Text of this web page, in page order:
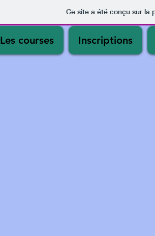
Ce site a été conçu sur la
Les courses Inscriptions